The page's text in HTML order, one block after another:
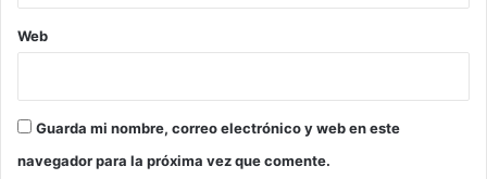
Web
Guarda mi nombre, correo electrónico y web en este
navegador para la próxima vez que comente.